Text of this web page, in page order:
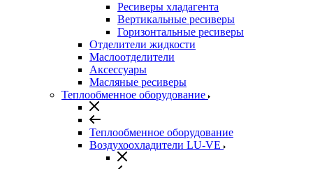
Ресиверы хладагента
Вертикальные ресиверы
Горизонтальные ресиверы
Отделители жидкости
Маслоотделители
Аксессуары
Масляные ресиверы
Теплообменное оборудование
Теплообменное оборудование
Воздухоохладители LU-VE